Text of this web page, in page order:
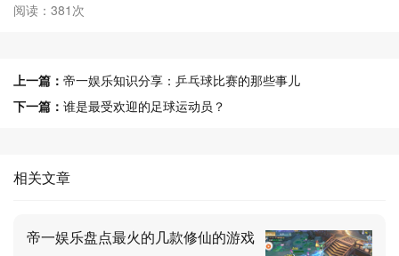
阅读：381次
上一篇： 帝一娱乐知识分享：乒乓球比赛的那些事儿
下一篇： 谁是最受欢迎的足球运动员？
相关文章
帝一娱乐盘点最火的几款修仙的游戏